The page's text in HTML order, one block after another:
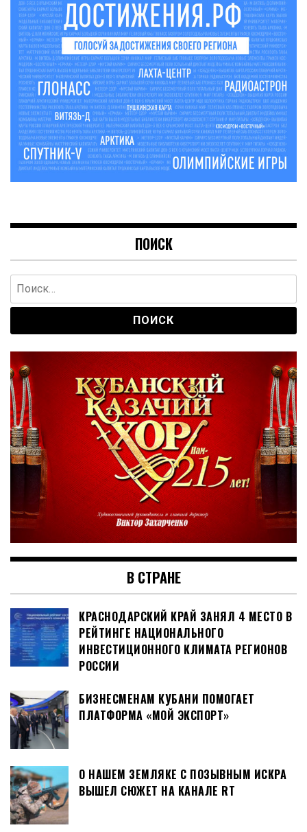
ПОИСК
Найти:
В СТРАНЕ
КРАСНОДАРСКИЙ КРАЙ ЗАНЯЛ 4 МЕСТО В
РЕЙТИНГЕ НАЦИОНАЛЬНОГО
ИНВЕСТИЦИОННОГО КЛИМАТА РЕГИОНОВ
РОССИИ
БИЗНЕСМЕНАМ КУБАНИ ПОМОГАЕТ
ПЛАТФОРМА «МОЙ ЭКСПОРТ»
О НАШЕМ ЗЕМЛЯКЕ С ПОЗЫВНЫМ ИСКРА
ВЫШЕЛ СЮЖЕТ НА КАНАЛЕ RT